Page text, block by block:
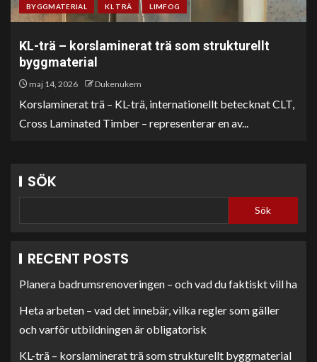
BYGGMATERIAL KL TRÄ LIMFOG
KL-trä – korslaminerat trä som strukturellt
byggmaterial
maj 14, 2026 Dukenukem
Korslaminerat trä – KL-trä, internationellt betecknat CLT,
Cross Laminated Timber – representerar en av...
SÖK
Sök
RECENT POSTS
Planera badrumsrenoveringen – och vad du faktiskt vill ha
Heta arbeten – vad det innebär, vilka regler som gäller
och varför utbildningen är obligatorisk
KL-trä – korslaminerat trä som strukturellt byggmaterial